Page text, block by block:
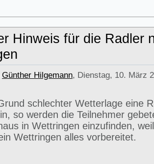
Hinweis für die Radler
Günther Hilgemann, Dienstag, 10. März
schlechter Wetterlage eine
so werden die Teilnehmer
in Wettringen einzufinden,
Wettringen alles vorbereitet.